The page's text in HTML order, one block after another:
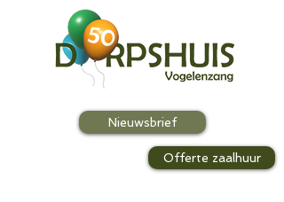
Offerte zaalhuur
Nieuwsbrief